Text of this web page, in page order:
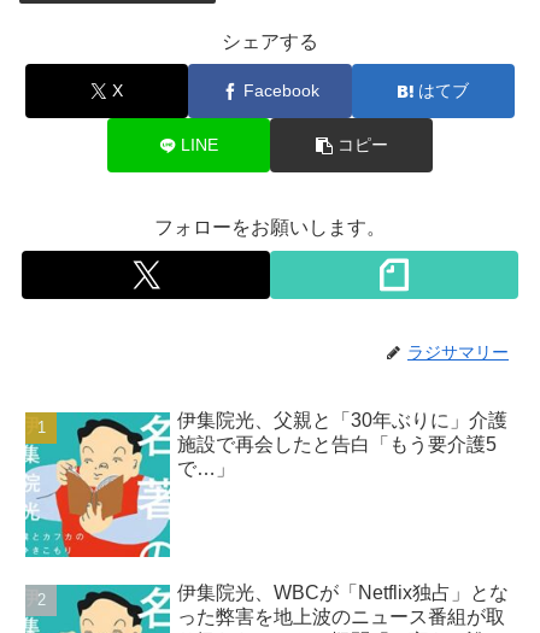
シェアする
X Facebook はてブ
LINE コピー
フォローをお願いします。
ラジサマリー
伊集院光、父親と「30年ぶりに」介護
施設で再会したと告白「もう要介護5
で…」
伊集院光、WBCが「Netflix独占」とな
った弊害を地上波のニュース番組が取